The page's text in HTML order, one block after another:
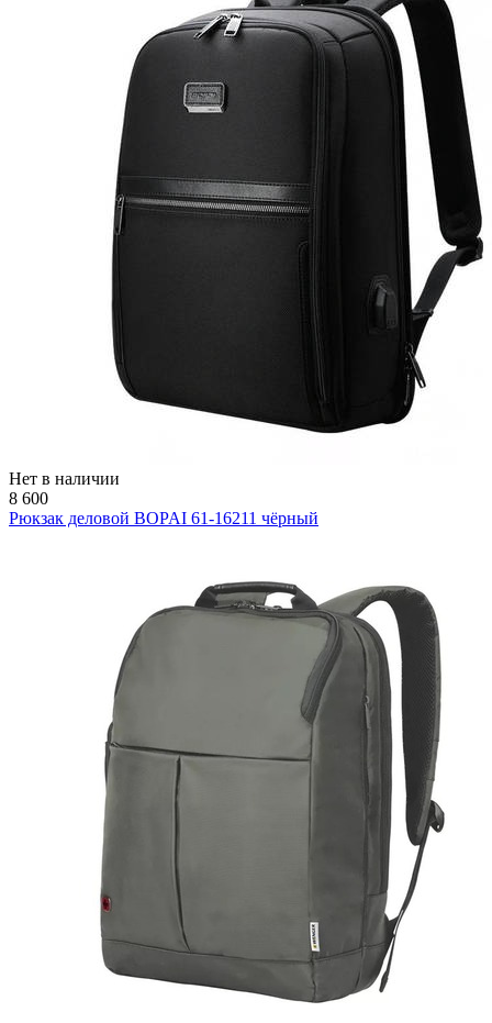
Нет в наличии
8 600
Рюкзак деловой BOPAI 61-16211 чёрный